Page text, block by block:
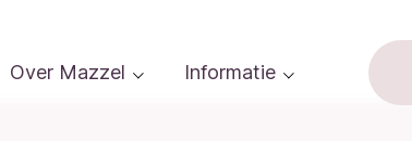
Over Mazzel Informatie